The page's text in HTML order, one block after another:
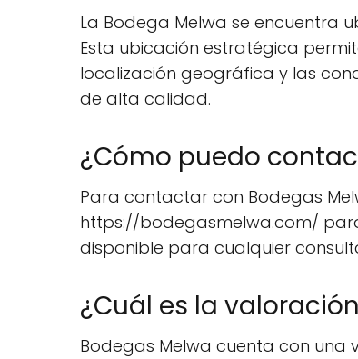
La Bodega Melwa se encuentra
Esta ubicación estratégica
localización geográfica y las
de alta calidad.
¿Cómo puedo
Para contactar con Bodegas
https://bodegasmelwa.com/
disponible para cualquier
¿Cuál es la
Bodegas Melwa cuenta con una